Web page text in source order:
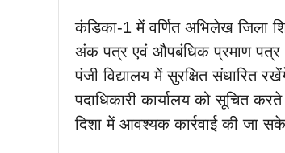
कंडिका-1 में वर्णित अभिलेख जिला
अंक पत्र एवं औपबंधिक प्रमाण पत्र
पंजी विद्यालय में सुरक्षित संधारित
पदाधिकारी कार्यालय को सूचित
दिशा में आवश्यक कार्रवाई की जा